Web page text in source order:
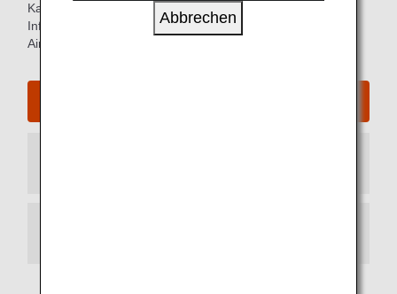
Karten der Ankunfts- und Abflugterminals und andere
Informationen für Orientierung im Kansai International
Airport.
Abbrechen